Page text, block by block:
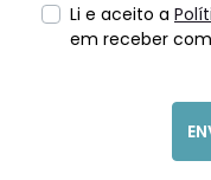
Li e aceito a
em receber